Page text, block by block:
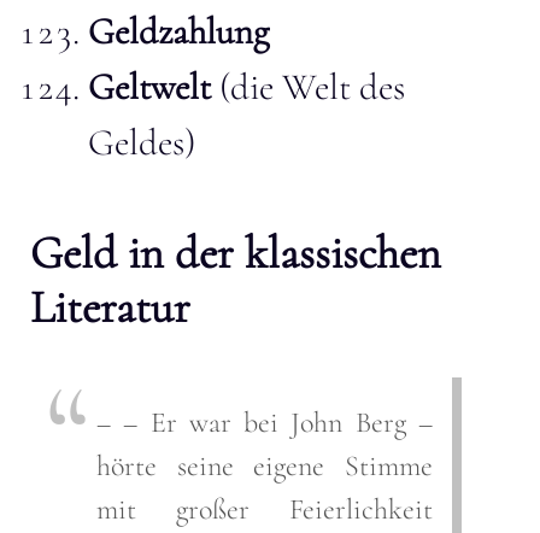
Geldzahlung
Geltwelt(die Welt des
Geldes)
Geld in der klassischen
Literatur
– – Er war bei John Berg –
hörte seine eigene Stimme
mit großer Feierlichkeit